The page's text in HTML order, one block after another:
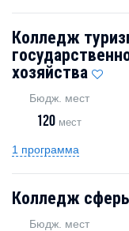
Колледж
хозяйства
Бюдж. мест
120 мест
1 программа
Колледж
Бюдж. мест